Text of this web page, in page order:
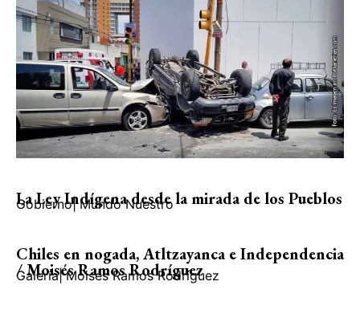
La Ley Indígena desde la mirada de los Pueblos
Gobierno| Mundo Nuestro
Chiles en nogada, Atltzayanca e Independencia
/ Moisés Ramos Rodríguez
Galería| Moisés Ramos Rodríguez